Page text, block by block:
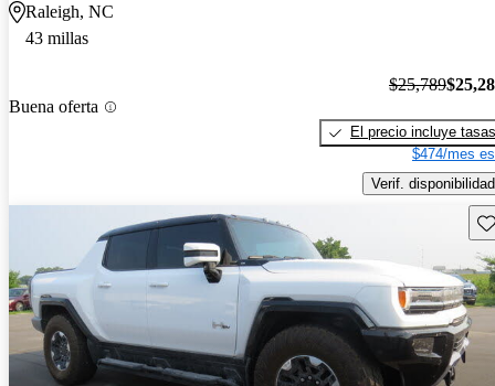
Raleigh, NC
43 millas
Buena oferta
$25,789
El precio incluye tasas
$474/mes
Verif. disponibilidad